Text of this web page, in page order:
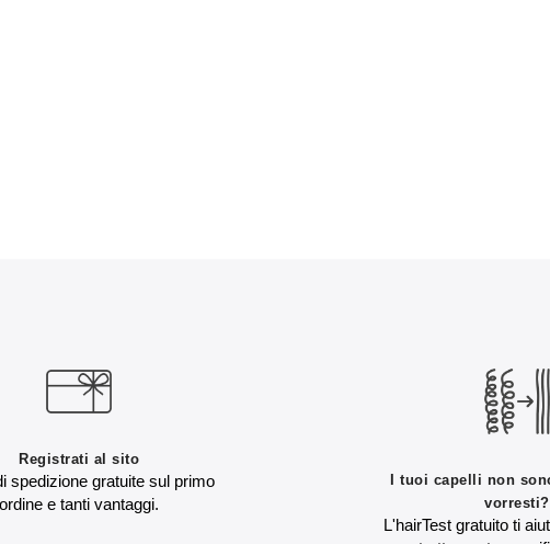
Registrati al sito
spedizione gratuite sul primo
ordine e tanti vantaggi.
I tuoi capelli non
vorresti?
L'hairTest gratuito ti